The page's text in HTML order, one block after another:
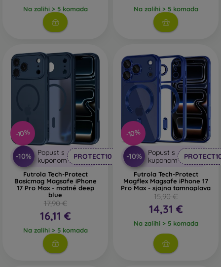
Na zalihi > 5 komada Na zalihi > 5 komada
-10%
-10%
Popust s
kuponom
PROTECT10
Futrola Tech-Protect
Basicmag Magsafe iPhone
17 Pro Max - matné deep
blue
17,90 €
16,11 €
Na zalihi > 5 komada
-10%
-10%
Popust s
kuponom
Futrola Tech-Protect
Magflex Magsafe iPhone 17
Pro Max - sjajna tamnoplava
15,90 €
14,31 €
Na zalihi > 5 komada